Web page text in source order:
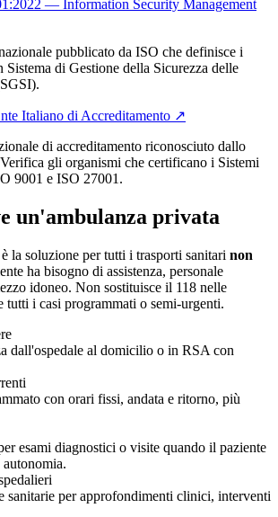
— Information Security Management
pubblicato da ISO che definisce i
Sistema di Gestione della Sicurezza delle
Italiano di Accreditamento ↗
di accreditamento riconosciuto dallo
gli organismi che certificano i Sistemi
9001 e ISO 27001.
un'ambulanza privata
la soluzione per tutti i trasporti sanitari non
ha bisogno di assistenza, personale
idoneo. Non sostituisce il 118 nelle
tutti i casi programmati o semi-urgenti.
dall'ospedale al domicilio o in RSA con
con orari fissi, andata e ritorno, più
esami diagnostici o visite quando il paziente
sanitarie per approfondimenti clinici, interventi